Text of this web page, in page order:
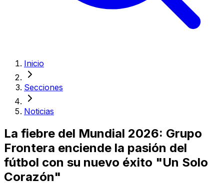
Inicio
Secciones
Noticias
La fiebre del Mundial 2026: Grupo
Frontera enciende la pasión del
fútbol con su nuevo éxito "Un Solo
Corazón"